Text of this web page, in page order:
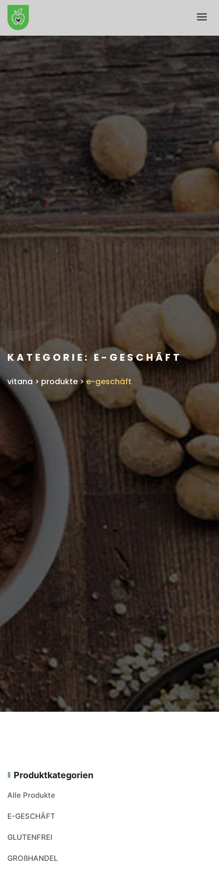
ANFANG
ÜBER UNS
BLOG
KONTAKT
KORB
KATEGORIE:E-GESCHÄFT
vitana> produkte> e-geschäft
Produktkategorien
Alle Produkte
E-GESCHÄFT
GLUTENFREI
GROßHANDEL